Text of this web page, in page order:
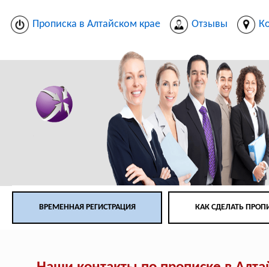
Прописка в Алтайском крае Отзывы
ВРЕМЕННАЯ РЕГИСТРАЦИЯ КАК СДЕЛАТЬ